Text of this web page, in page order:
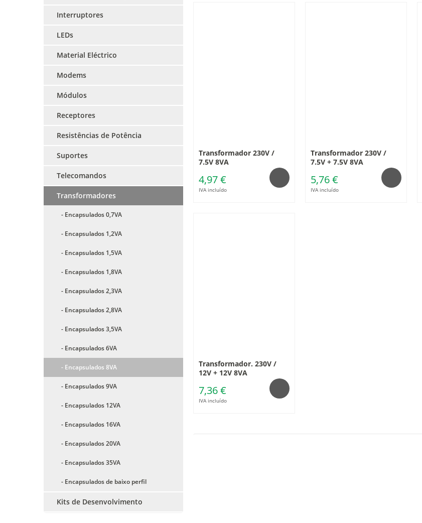
Interruptores
LEDs
Material Eléctrico
Modems
Módulos
Receptores
Resistências de Potência
Suportes
Telecomandos
Transformadores
- Encapsulados 0,7VA
- Encapsulados 1,2VA
- Encapsulados 1,5VA
- Encapsulados 1,8VA
- Encapsulados 2,3VA
- Encapsulados 2,8VA
- Encapsulados 3,5VA
- Encapsulados 6VA
- Encapsulados 8VA
- Encapsulados 9VA
- Encapsulados 12VA
- Encapsulados 16VA
- Encapsulados 20VA
- Encapsulados 35VA
- Encapsulados de baixo perfil
Kits de Desenvolvimento
Transformador 230V /
7.5V 8VA
4,97 €
IVA incluído
Transformador 230V /
7.5V + 7.5V 8VA
5,76 €
IVA incluído
Transformador. 230V /
12V + 12V 8VA
7,36 €
IVA incluído